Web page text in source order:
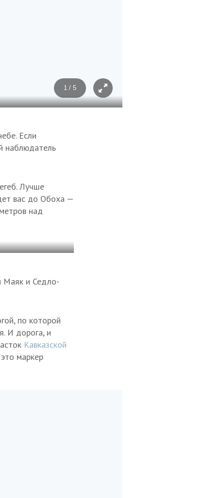
1 / 5
Если
наблюдатель
Лучше
вас до Обоха —
над
Маяк и Седло-
по которой
И дорога, и
Кавказской
маркер